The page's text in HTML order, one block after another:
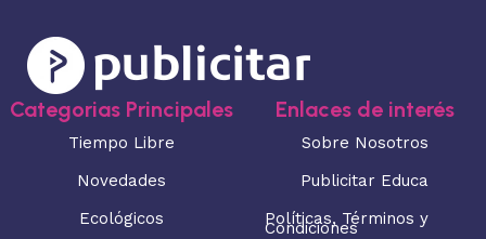
Categorias Principales
Tiempo Libre
Novedades
Ecológicos
Enlaces de interés
Sobre Nosotros
Publicitar Educa
Políticas, Términos y
Condiciones